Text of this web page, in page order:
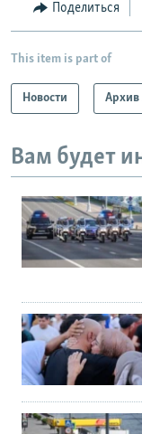
Поделиться
This item is part of
Новости Архив
Вам будет